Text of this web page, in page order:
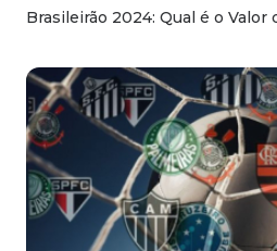
Brasileirão 2024: Qual é o Valor